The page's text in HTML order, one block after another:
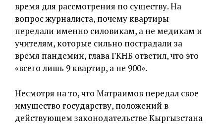
время для рассмотрения по существу. На
вопрос журналиста, почему квартиры
передали именно силовикам, а не медикам и
учителям, которые сильно пострадали за
время пандемии, глава ГКНБ ответил, что это
«всего лишь 9 квартир, а не 900».
Несмотря на то, что Матраимов передал свое
имущество государству, положений в
действующем законодательстве Кыргызстана